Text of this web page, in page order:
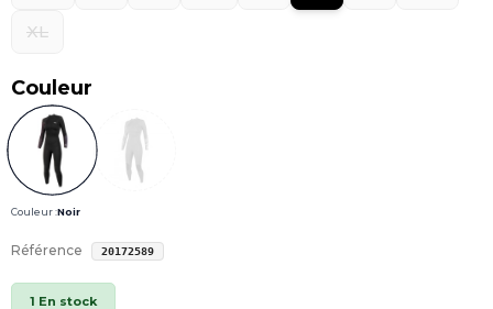
XL
Couleur
Couleur :Noir
Référence 20172589
1 En stock